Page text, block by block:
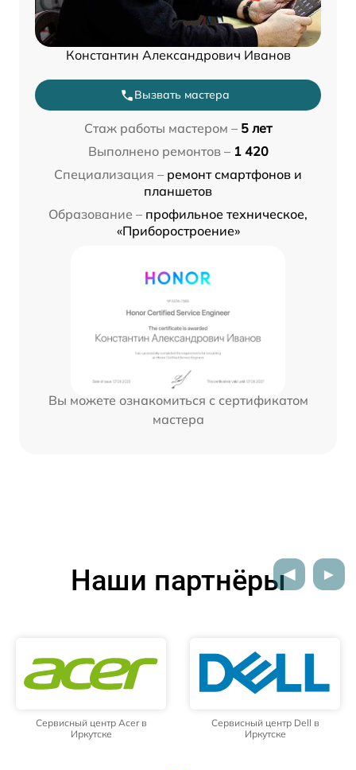
Константин Александрович Иванов
Вызвать мастера
Стаж работы мастером – 5 лет
Выполнено ремонтов – 1 420
Специализация – ремонт смартфонов и
планшетов
Образование – профильное техническое,
«Приборостроение»
Вы можете ознакомиться с сертификатом
мастера
Наши партнёры
Сервисный центр Acer в
Иркутске
Сервисный центр Dell в
Иркутске